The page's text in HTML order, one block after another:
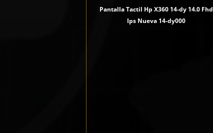
Pantalla Tactil Hp X360 14-dy 14.0 Fhd
Ips Nueva 14-dy000